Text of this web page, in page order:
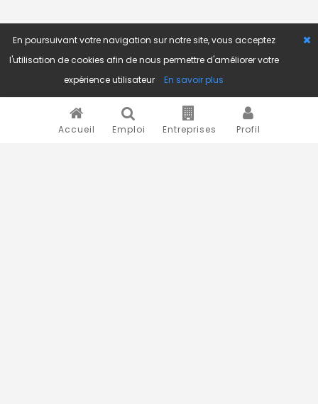
Accueil Emploi Entreprises Profil
En poursuivant votre navigation sur notre site, vous acceptez
l'utilisation de cookies afin de nous permettre d'améliorer votre
expérience utilisateur
En savoir plus